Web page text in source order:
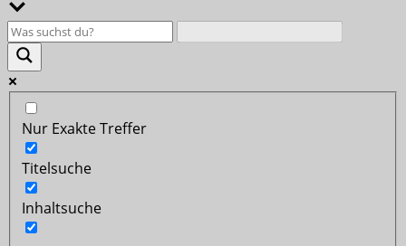
Nur Exakte Treffer
Titelsuche
Inhaltsuche